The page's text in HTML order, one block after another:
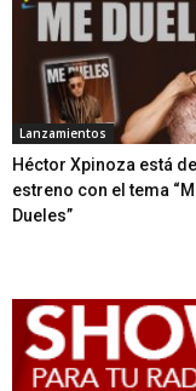
Lanzamientos
Héctor Xpinoza está de
estreno con el tema
Dueles”